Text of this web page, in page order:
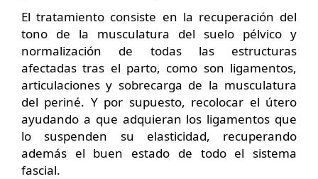
El tratamiento consiste en la recuperación del
tono de la musculatura del suelo pélvico y
normalización de todas las estructuras
afectadas tras el parto, como son ligamentos,
articulaciones y sobrecarga de la musculatura
del periné. Y por supuesto, recolocar el útero
ayudando a que adquieran los ligamentos que
lo suspenden su elasticidad, recuperando
además el buen estado de todo el sistema
fascial.